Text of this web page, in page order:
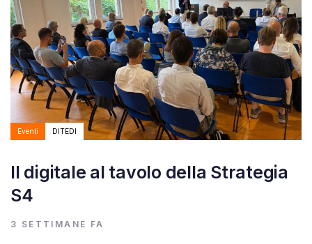
Eventi DITEDI
Il digitale al tavolo della Strategia
S4
3 SETTIMANE FA